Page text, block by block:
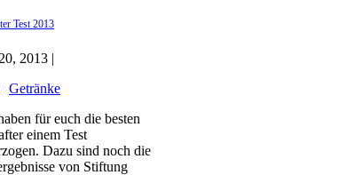
Test 2013
2013 |
Getränke
für euch die besten
einem Test
Dazu sind noch die
von Stiftung